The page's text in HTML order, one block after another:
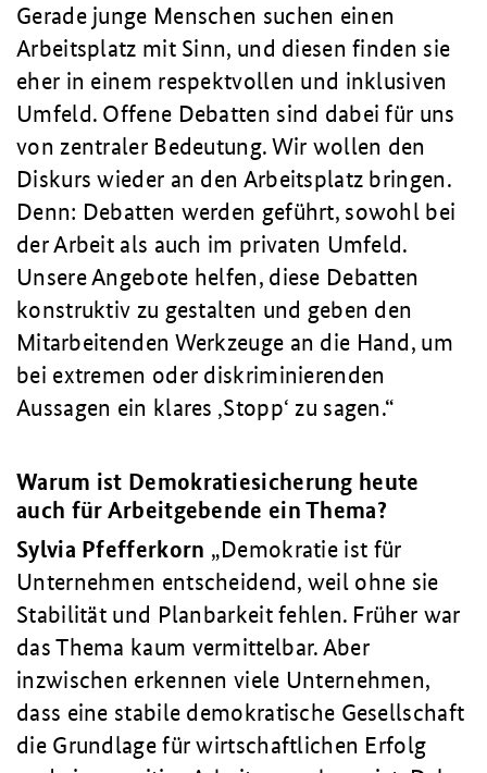
Gerade junge Menschen suchen einen
Arbeitsplatz mit Sinn, und diesen finden sie
eher in einem respektvollen und inklusiven
Umfeld. Offene Debatten sind dabei für uns
von zentraler Bedeutung. Wir wollen den
Diskurs wieder an den Arbeitsplatz bringen.
Denn: Debatten werden geführt, sowohl bei
der Arbeit als auch im privaten Umfeld.
Unsere Angebote helfen, diese Debatten
konstruktiv zu gestalten und geben den
Mitarbeitenden Werkzeuge an die Hand, um
bei extremen oder diskriminierenden
Aussagen ein klares ‚Stopp‘ zu sagen.
Warum ist Demokratiesicherung heute
auch für Arbeitgebende ein Thema?
Sylvia Pfefferkorn
Demokratie ist für
Unternehmen entscheidend, weil ohne sie
Stabilität und Planbarkeit fehlen. Früher war
das Thema kaum vermittelbar. Aber
inzwischen erkennen viele Unternehmen,
dass eine stabile demokratische Gesellschaft
die Grundlage für wirtschaftlichen Erfolg